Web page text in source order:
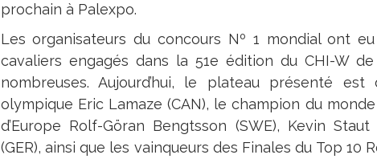
prochain à Palexpo.
Les organisateurs du concours Nº 1 mondial ont
cavaliers engagés dans la 51e édition du CHI-W
nombreuses. Aujourd’hui, le plateau présenté
olympique Eric Lamaze (CAN), le champion du
d’Europe Rolf-Göran Bengtsson (SWE), Kevin
(GER), ainsi que les vainqueurs des Finales du Top 10